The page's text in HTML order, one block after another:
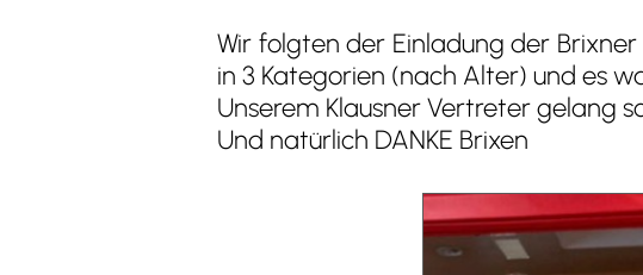
Wir folgten der Einladung der
in 3 Kategorien (nach Alter) und es
Unserem Klausner Vertreter gelang
Und natürlich DANKE Brixen